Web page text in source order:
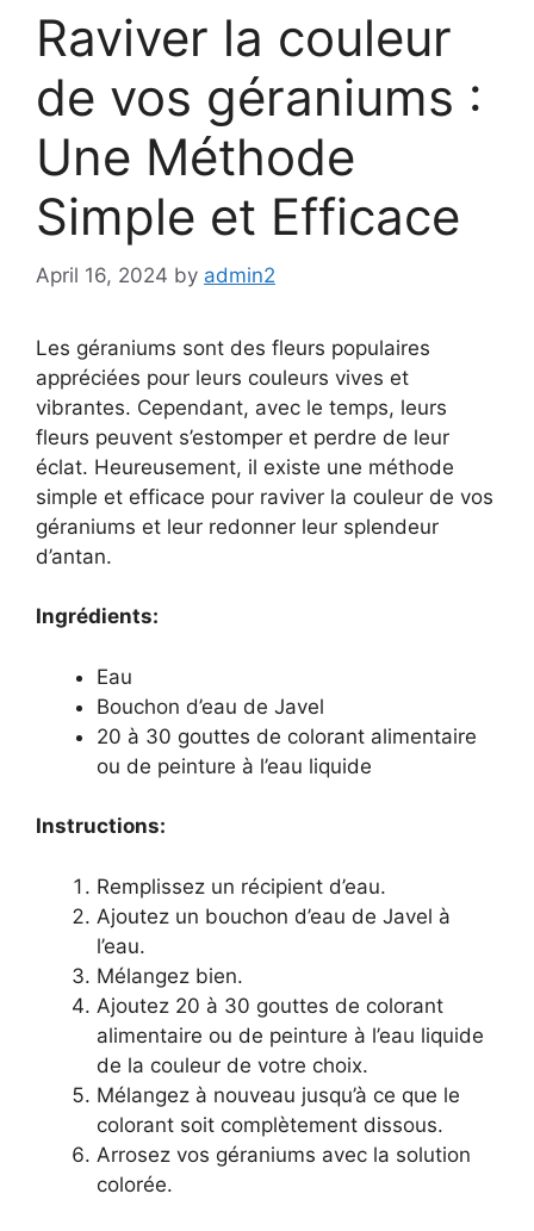
Raviver la couleur
de vos géraniums :
Une Méthode
Simple et Efficace
April 16, 2024 by admin2
Les géraniums sont des fleurs populaires
appréciées pour leurs couleurs vives et
vibrantes. Cependant, avec le temps, leurs
fleurs peuvent s’estomper et perdre de leur
éclat. Heureusement, il existe une méthode
simple et efficace pour raviver la couleur de vos
géraniums et leur redonner leur splendeur
d’antan.
Ingrédients:
Eau
Bouchon d’eau de Javel
20 à 30 gouttes de colorant alimentaire
ou de peinture à l’eau liquide
Instructions:
Remplissez un récipient d’eau.
Ajoutez un bouchon d’eau de Javel à
l’eau.
Mélangez bien.
Ajoutez 20 à 30 gouttes de colorant
alimentaire ou de peinture à l’eau liquide
de la couleur de votre choix.
Mélangez à nouveau jusqu’à ce que le
colorant soit complètement dissous.
Arrosez vos géraniums avec la solution
colorée.